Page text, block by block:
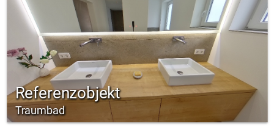
Referenzobjekt
Traumbad